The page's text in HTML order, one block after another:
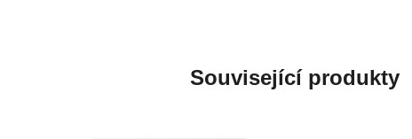
Související produkty